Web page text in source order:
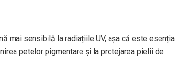
mai sensibilă la radiațiile UV, așa că este esențial
petelor pigmentare și la protejarea pielii de